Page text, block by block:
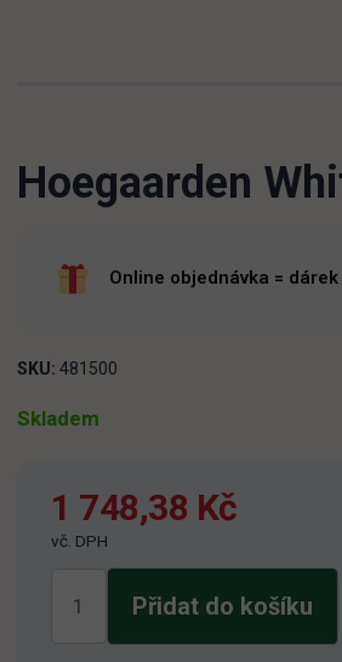
Hoegaarden
Online objednávka =
SKU: 481500
Skladem
1 748,38 Kč
vč. DPH
White
Přidat do košíku